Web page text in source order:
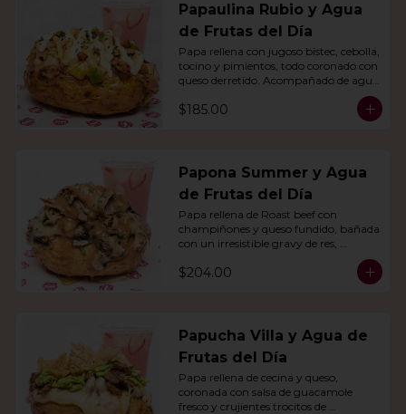
Papaulina Rubio y Agua
de Frutas del Día
Papa rellena con jugoso bistec, cebolla,
tocino y pimientos, todo coronado con
queso derretido. Acompañado de agua
$185.00
Papona Summer y Agua
de Frutas del Día
Papa rellena de Roast beef con
champiñones y queso fundido, bañada
con un irresistible gravy de res,
$204.00
Papucha Villa y Agua de
Frutas del Día
Papa rellena de cecina y queso,
coronada con salsa de guacamole
fresco y crujientes trocitos de